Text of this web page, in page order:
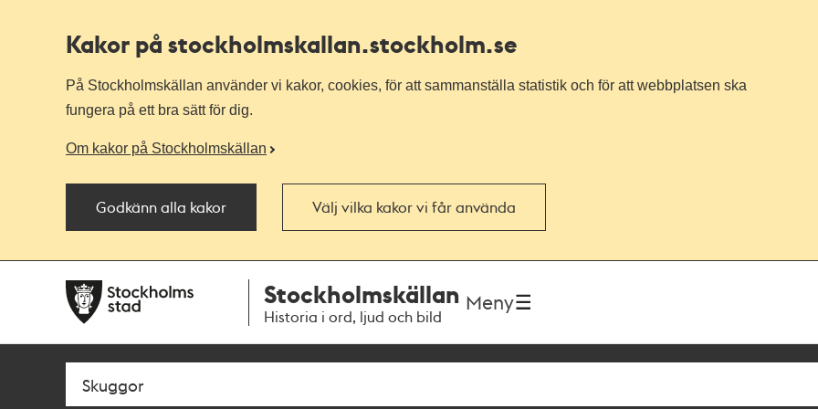
Kakor på stockholmskallan.stockholm.se
På Stockholmskällan använder vi kakor, cookies, för att sammanställa statistik och för att webbplatsen ska
fungera på ett bra sätt för dig.
Om kakor på Stockholmskällan
Godkänn alla kakor Välj vilka kakor vi får använda
navigationen
huvudinnehållet
Stockholmskällan
Historia i ord, ljud och bild
Meny
Sök